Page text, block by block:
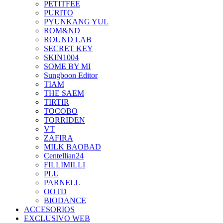
PETITFEE
PURITO
PYUNKANG YUL
ROM&ND
ROUND LAB
SECRET KEY
SKIN1004
SOME BY MI
Sungboon Editor
TIAM
THE SAEM
TIRTIR
TOCOBO
TORRIDEN
VT
ZAFIRA
MILK BAOBAD
Centellian24
FILLIMILLI
PLU
PARNELL
OOTD
BIODANCE
ACCESORIOS
EXCLUSIVO WEB